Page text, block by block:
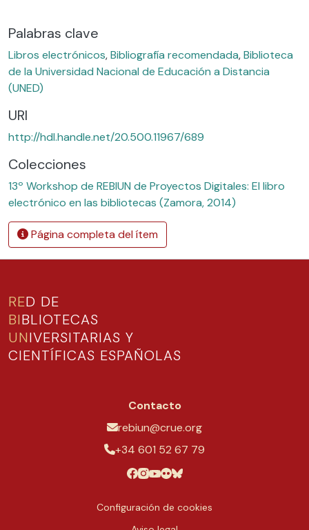
Palabras clave
Libros electrónicos,Bibliografía recomendada,Biblioteca
de la Universidad Nacional de Educación a Distancia
(UNED)
URI
http://hdl.handle.net/20.500.11967/689
Colecciones
13º Workshop de REBIUN de Proyectos Digitales: El libro
electrónico en las bibliotecas (Zamora, 2014)
Página completa del ítem
RED DE
BIBLIOTECAS
UNIVERSITARIAS Y
CIENTÍFICAS ESPAÑOLAS
Contacto
rebiun@crue.org
+34 601 52 67 79
Configuración de cookies